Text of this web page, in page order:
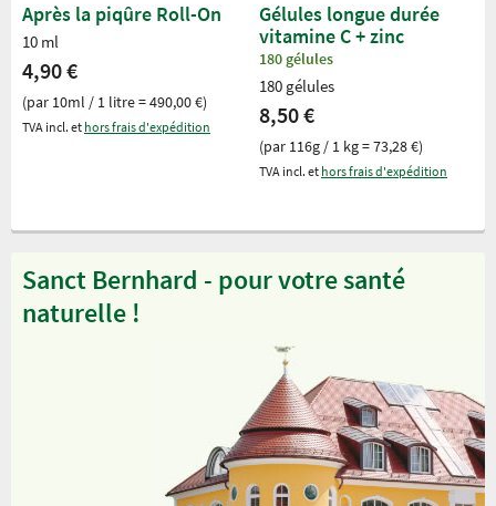
Après la piqûre Roll-On
10 ml
4,90 €
(par 10ml / 1 litre = 490,00 €)
TVA incl. et hors frais d'expédition
Gélules longue durée
vitamine C + zinc
180 gélules
180 gélules
8,50 €
(par 116g / 1 kg = 73,28 €)
TVA incl. et hors frais d'expédition
Sanct Bernhard - pour votre santé
naturelle !